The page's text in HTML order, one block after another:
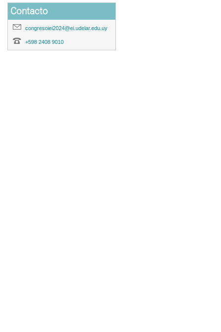
Contacto
congresoiei2024@ei.udelar.edu.uy
+598 2408 9010